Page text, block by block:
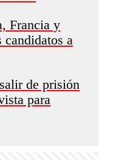
Francia y
a
de prisión
para